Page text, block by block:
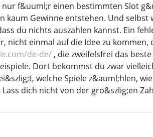
f&uuml;r einen bestimmten Slot
kaum Gewinne entstehen. Und
du nichts auszahlen kannst. Ein
nicht einmal auf die Idee zu
de-de/, die zweifelsfrei das
Dort bekommst du zwar
welche Spiele z&auml;hlen,
dich nicht von der gro&szlig;en